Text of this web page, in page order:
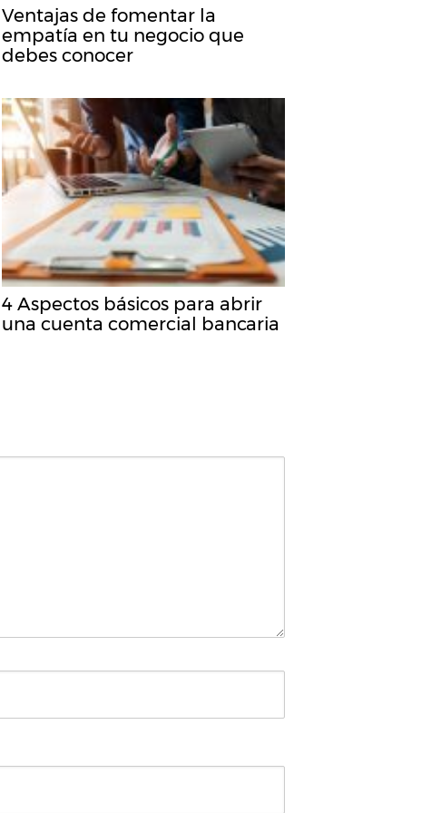
Ventajas de fomentar la
empatía en tu negocio que
debes conocer
4 Aspectos básicos para abrir
una cuenta comercial bancaria